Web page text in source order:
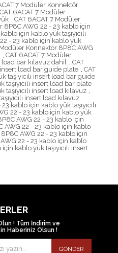
7 Modüler Konnektör
CAT 6ACAT 7 Modüler
CAT 6ACAT 7 Modüler
8P8C AWG 22 - 23 kablo için
için kablo yük taşıyıcılı
- 23 kablo için kablo yük
Konnektör 8P8C AWG
CAT 6ACAT 7 Modüler
bar kılavuz dahil
CAT
insert load bar guide plate
CAT
taşıyıcılı insert load bar guide
insert load bar plate
insert load kılavuz
insert load kılavuz
kablo için kablo yük taşıyıcılı
22 - 23 kablo için kablo yük
AWG 22 - 23 kablo için
AWG 22 - 23 kablo için kablo
AWG 22 - 23 kablo için
22 - 23 kablo için kablo
kablo yük taşıyıcılı insert
! Tüm İndirim ve
Haberiniz Olsun !
GÖNDER